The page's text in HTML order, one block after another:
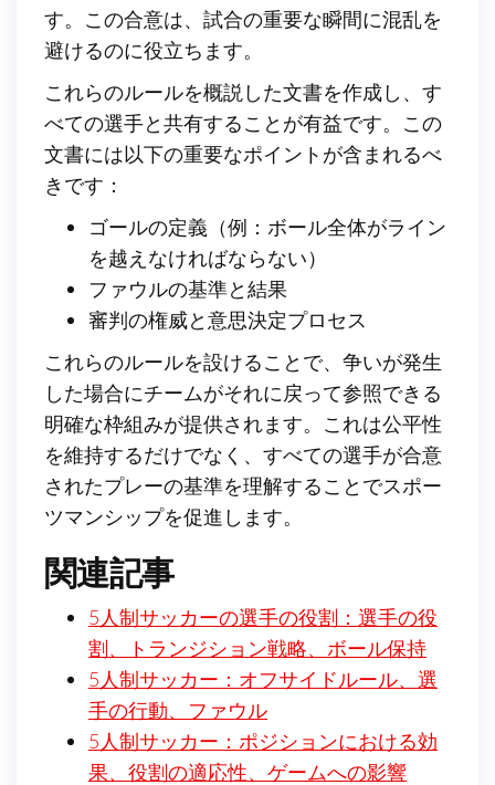
す。この合意は、試合の重要な瞬間に混乱を
避けるのに役立ちます。
これらのルールを概説した文書を作成し、す
べての選手と共有することが有益です。この
文書には以下の重要なポイントが含まれるべ
きです：
ゴールの定義（例：ボール全体がライン
を越えなければならない）
ファウルの基準と結果
審判の権威と意思決定プロセス
これらのルールを設けることで、争いが発生
した場合にチームがそれに戻って参照できる
明確な枠組みが提供されます。これは公平性
を維持するだけでなく、すべての選手が合意
されたプレーの基準を理解することでスポー
ツマンシップを促進します。
関連記事
5人制サッカーの選手の役割：選手の役
割、トランジション戦略、ボール保持
5人制サッカー：オフサイドルール、選
手の行動、ファウル
5人制サッカー：ポジションにおける効
果、役割の適応性、ゲームへの影響